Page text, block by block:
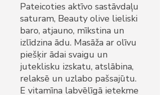
Pateicoties aktīvo sastāvdaļu
saturam, Beauty olive lieliski
baro, atjauno, mīkstina un
izlīdzina ādu. Masāža ar olīvu
piešķir ādai svaigu un
juteklisku izskatu, atslābina,
relaksē un uzlabo pašsajūtu.
E vitamīna labvēlīgā ietekme